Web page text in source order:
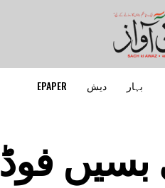
بہار دیش EPAPER
فوڈ